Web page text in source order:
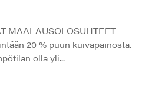
MAALAUSOLOSUHTEET
20 % puun kuivapainosta.
olla yli...